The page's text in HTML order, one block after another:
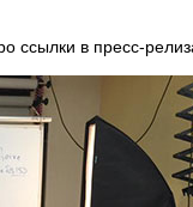
ссылки в пресс-